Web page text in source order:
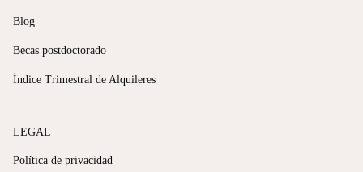
Blog
Becas postdoctorado
Índice Trimestral de Alquileres
LEGAL
Política de privacidad